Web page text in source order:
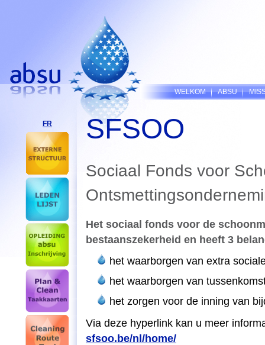
WELKOM ABSU
FR SFSOO
Sociaal Fonds voor
Het sociaal fonds voor de
bestaanszekerheid en heeft 3
het waarborgen van extra
het waarborgen van
het zorgen voor de inning van
Via deze hyperlink kan u meer
sfsoo.be/nl/home/